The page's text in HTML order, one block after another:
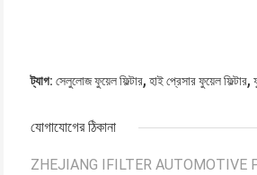
ট্যাগ: সেলুলোজ ফুয়েল ফিল্টার, হাই প্রেসার ফুয়েল ফিল্টার,
যোগাযোগের ঠিকানা
ZHEJIANG IFILTER AUTOMOTIVE